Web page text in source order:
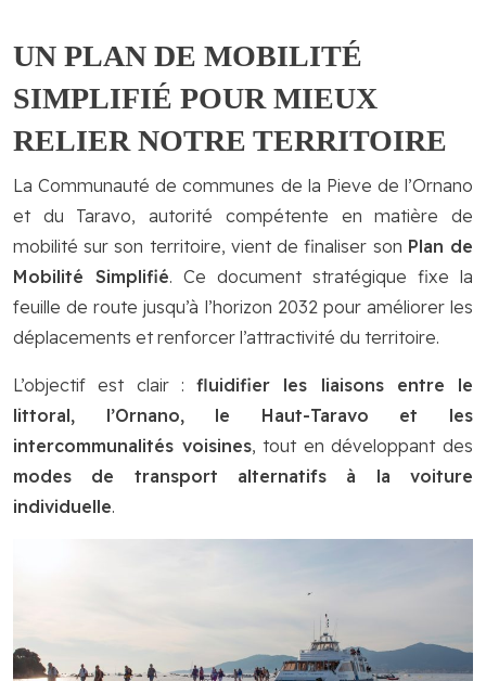
UN PLAN DE MOBILITÉ
SIMPLIFIÉ POUR MIEUX
RELIER NOTRE TERRITOIRE
La Communauté de communes de la Pieve de l’Ornano
et du Taravo, autorité compétente en matière de
mobilité sur son territoire, vient de finaliser son Plan de
Mobilité Simplifié. Ce document stratégique fixe la
feuille de route jusqu’à l’horizon 2032 pour améliorer les
déplacements et renforcer l’attractivité du territoire.
L’objectif est clair : fluidifier les liaisons entre le
littoral, l’Ornano, le Haut-Taravo et les
intercommunalités voisines, tout en développant des
modes de transport alternatifs à la voiture
individuelle.